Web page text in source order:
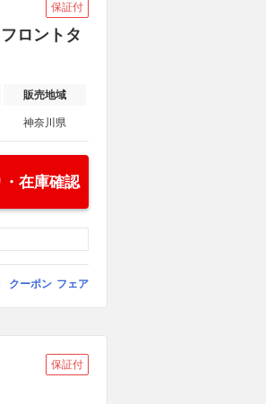
保証付
ロントタ
販売地域
神奈川県
・在庫確認
クーポン フェア
保証付